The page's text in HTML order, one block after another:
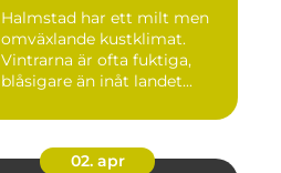
Halmstad har ett milt men
omväxlande kustklimat.
Vintrarna är ofta fuktiga,
blåsigare än inåt landet...
02. apr